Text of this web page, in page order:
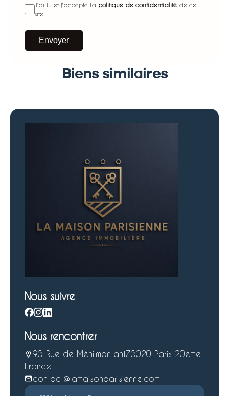
J’ai lu et j'accepte la politique de confidentialitéde ce
site
Envoyer
Biens similaires
Nous suivre
Nous rencontrer
95 Rue de Ménilmontant75020 Paris 20ème
France
contact@lamaisonparisienne.com